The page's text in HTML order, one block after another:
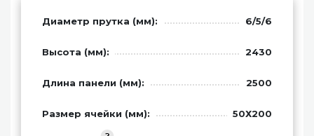
Диаметр прутка (мм): 6/5/6
Высота (мм): 2430
Длина панели (мм): 2500
Размер ячейки (мм): 50Х200